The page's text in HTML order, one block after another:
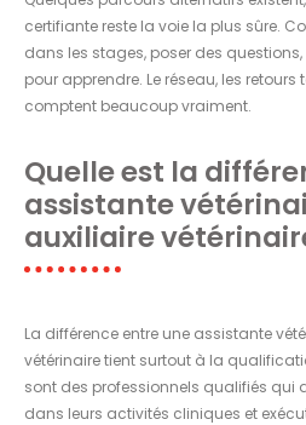
certifiante reste la voie la plus sûre.
dans les stages, poser des
pour apprendre. Le réseau, les
comptent beaucoup vraiment.
Quelle est la
assistante
auxiliaire
La différence entre une assistante
vétérinaire tient surtout à la
sont des professionnels qualifiés qui
dans leurs activités cliniques et